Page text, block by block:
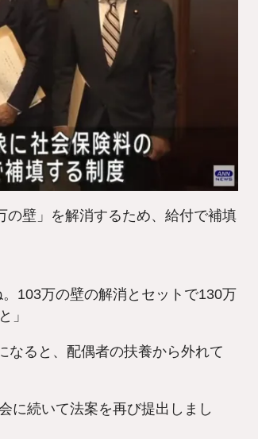
の壁」を解消するため、給付で補填
103万の壁の解消とセットで130万
」
なると、配偶者の扶養から外れて
に続いて法案を再び提出しまし